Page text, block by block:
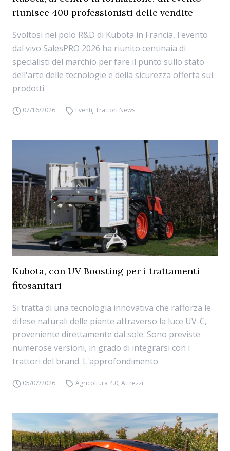
riunisce 400 professionisti delle vendite
Svoltosi nel polo R&D di Kubota in Francia, l'evento
dal vivo SalesPRO 2026 ha riunito centinaia di
specialisti del marchio per fare il punto sullo stato
dell'arte delle tecnologie e della sicurezza offerta sui
prodotti
07/16/2026 Eventi,Trattori News
Kubota, con UV Boosting per i trattamenti
fitosanitari
Si tratta di una tecnologia innovativa che rafforza le
difese naturali delle piante attraverso la luce UV-C,
proveniente direttamente dal sole. Sono previste
numerose versioni, in grado di integrarsi con i
trattori del brand. L'approfondimento
05/07/2026 Agricoltura 4.0,Attrezzi